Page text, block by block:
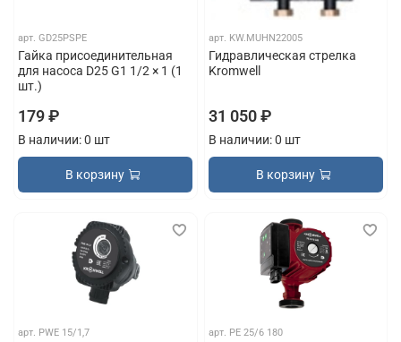
арт.GD25PSPE
Гайка присоединительная
для насоса D25 G1 1/2 × 1 (1
шт.)
179 ₽
В наличии: 0 шт
В корзину
арт. KW.MUHN22005
Гидравлическая стрелка
Kromwell
31 050 ₽
В наличии: 0 шт
В корзину
арт. PWE 15/1,7 арт. PE 25/6 180